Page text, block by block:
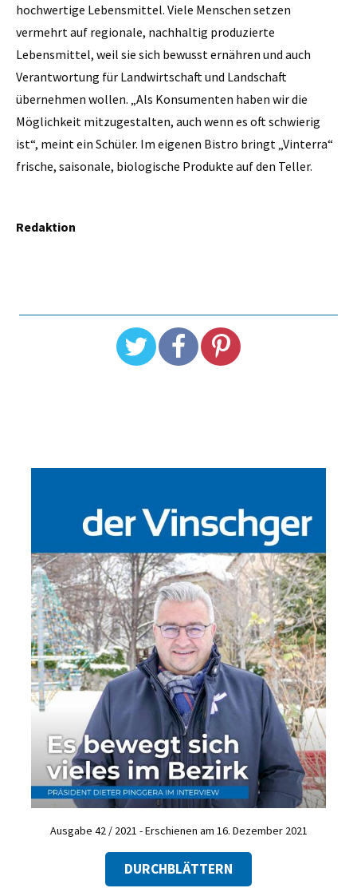
hochwertige Lebensmittel. Viele Menschen setzen
vermehrt auf regionale, nachhaltig produzierte
Lebensmittel, weil sie sich bewusst ernähren und auch
Verantwortung für Landwirtschaft und Landschaft
übernehmen wollen. „Als Konsumenten haben wir die
Möglichkeit mitzugestalten, auch wenn es oft schwierig
ist“, meint ein Schüler. Im eigenen Bistro bringt „Vinterra“
frische, saisonale, biologische Produkte auf den Teller.
Redaktion
Ausgabe 42 / 2021 - Erschienen am 16. Dezember 2021
DURCHBLÄTTERN